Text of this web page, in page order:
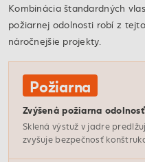
Kombinácia štandardných
požiarnej odolnosti robí z
náročnejšie projekty.
Požiarna
Zvýšená požiarna odolnosť
Sklená výstuž v jadre
zvyšuje bezpečnosť